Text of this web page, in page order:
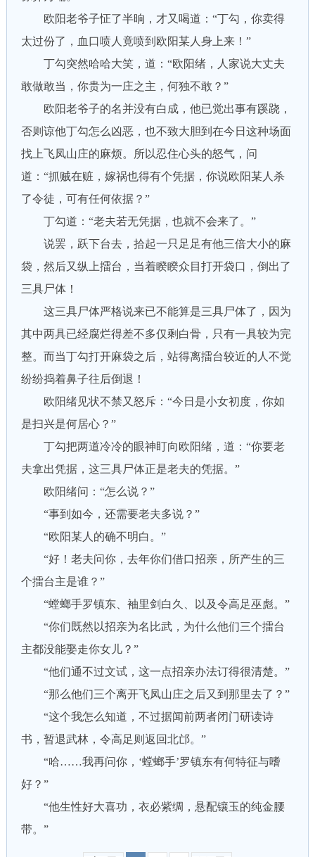
欧阳老爷子怔了半晌，才又喝道：“丁勾，你卖得
太过份了，血口喷人竟喷到欧阳某人身上来！”
丁勾突然哈哈大笑，道：“欧阳绪，人家说大丈夫
敢做敢当，你贵为一庄之主，何独不敢？”
欧阳老爷子的名并没有白成，他已觉出事有蹊跷，
否则谅他丁勾怎么凶恶，也不致大胆到在今日这种场面
找上飞凤山庄的麻烦。所以忍住心头的怒气，问
道：“抓贼在赃，嫁祸也得有个凭据，你说欧阳某人杀
了令徒，可有任何依据？”
丁勾道：“老夫若无凭据，也就不会来了。”
说罢，跃下台去，拾起一只足足有他三倍大小的麻
袋，然后又纵上擂台，当着睽睽众目打开袋口，倒出了
三具尸体！
这三具尸体严格说来已不能算是三具尸体了，因为
其中两具已经腐烂得差不多仅剩白骨，只有一具较为完
整。而当丁勾打开麻袋之后，站得离擂台较近的人不觉
纷纷捣着鼻子往后倒退！
欧阳绪见状不禁又怒斥：“今日是小女初度，你如
是扫兴是何居心？”
丁勾把两道冷冷的眼神盯向欧阳绪，道：“你要老
夫拿出凭据，这三具尸体正是老夫的凭据。”
欧阳绪问：“怎么说？”
“事到如今，还需要老夫多说？”
“欧阳某人的确不明白。”
“好！老夫问你，去年你们借口招亲，所产生的三
个擂台主是谁？”
“螳螂手罗镇东、袖里剑白久、以及令高足巫彪。”
“你们既然以招亲为名比武，为什么他们三个擂台
主都没能娶走你女儿？”
“他们通不过文试，这一点招亲办法订得很清楚。”
“那么他们三个离开飞凤山庄之后又到那里去了？”
“这个我怎么知道，不过据闻前两者闭门研读诗
书，暂退武林，令高足则返回北邙。”
“哈……我再问你，‘螳螂手’罗镇东有何特征与嗜
好？”
“他生性好大喜功，衣必紫绸，悬配镶玉的纯金腰
带。”